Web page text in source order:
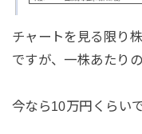
チャートを見る限り
ですが、一株あたり
今なら10万円くらい